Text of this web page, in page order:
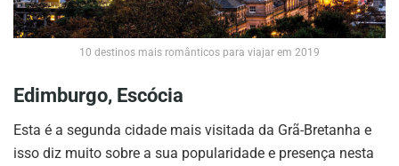
10 destinos mais românticos para viajar em 2019
Edimburgo, Escócia
Esta é a segunda cidade mais visitada da Grã-Bretanha e
isso diz muito sobre a sua popularidade e presença nesta